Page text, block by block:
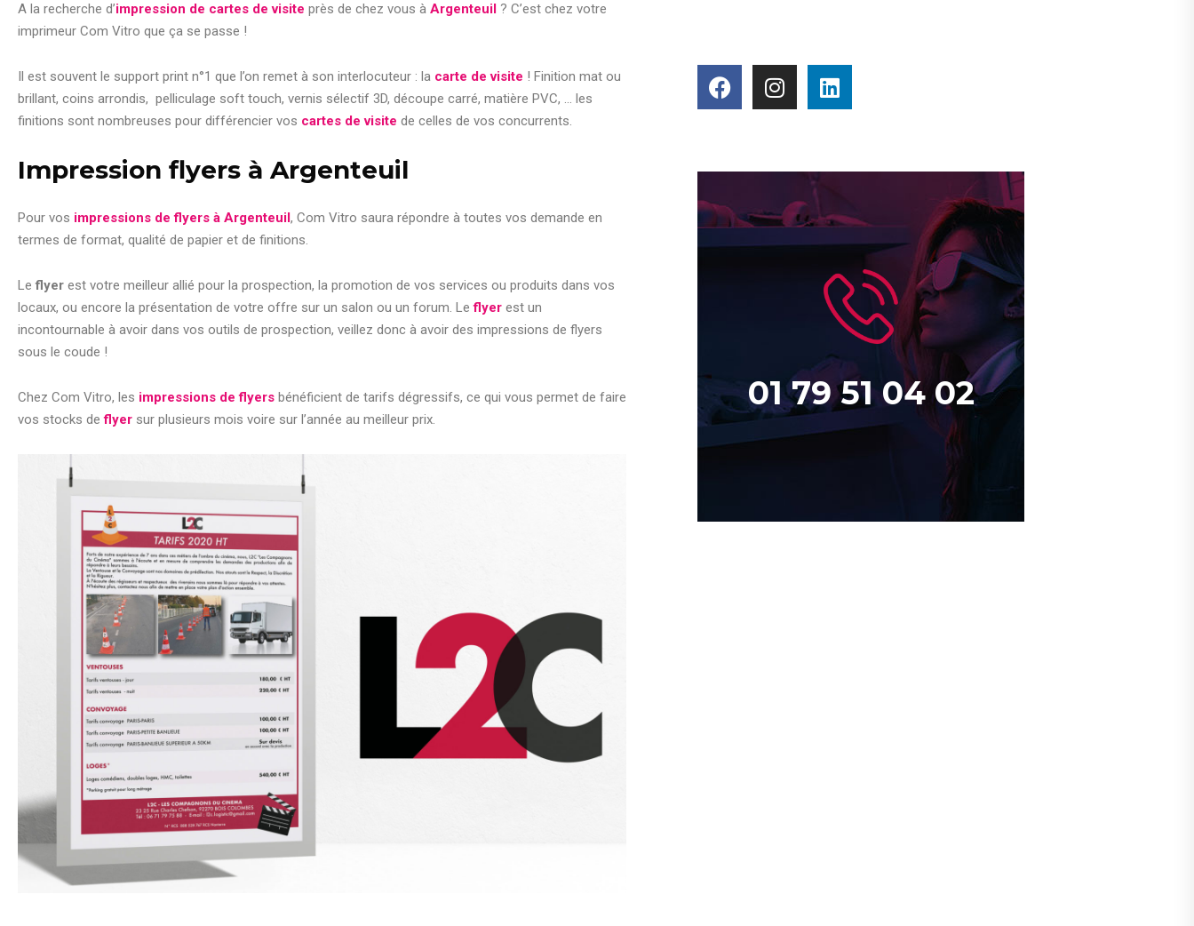
A la recherche d’impression de cartes de visite près de chez vous à Argenteuil ? C’est chez votre
imprimeur Com Vitro que ça se passe !
Il est souvent le support print n°1 que l’on remet à son interlocuteur : la carte de visite ! Finition mat ou
brillant, coins arrondis, pelliculage soft touch, vernis sélectif 3D, découpe carré, matière PVC, … les
finitions sont nombreuses pour différencier vos cartes de visite de celles de vos concurrents.
Impression flyers à Argenteuil
Pour vos impressions de flyers à Argenteuil, Com Vitro saura répondre à toutes vos demande en
termes de format, qualité de papier et de finitions.
Leflyer est votre meilleur allié pour la prospection, la promotion de vos services ou produits dans vos
locaux, ou encore la présentation de votre offre sur un salon ou un forum. Leflyer est un
incontournable à avoir dans vos outils de prospection, veillez donc à avoir des impressions de flyers
sous le coude !
Chez Com Vitro, les impressions de flyers bénéficient de tarifs dégressifs, ce qui vous permet de faire
vos stocks deflyer sur plusieurs mois voire sur l’année au meilleur prix.
01 79 51 04 02